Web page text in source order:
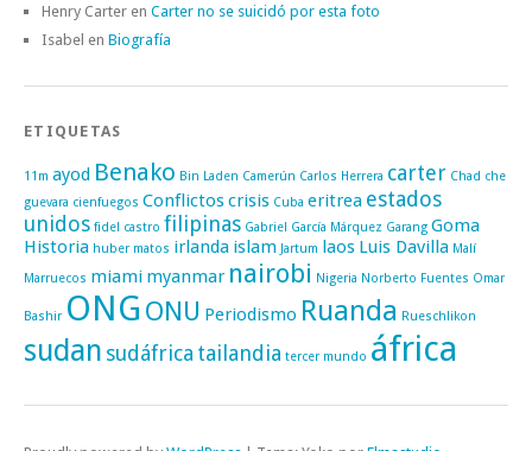
Henry Carter en Carter no se suicidó por esta foto
Isabel en Biografía
ETIQUETAS
11m ayod Benako Bin Laden Camerún Carlos Herrera carter Chad che
guevara cienfuegos Conflictoscrisis Cuba eritrea estados
unidos fidel castro filipinas Gabriel García Márquez Garang Goma
Historia huber matos irlanda islam Jartum laos Luis Davilla Malí
Marruecos miami myanmar nairobi Nigeria Norberto Fuentes Omar
Bashir ONG ONU Periodismo Ruanda Rueschlikon
sudan sudáfrica tailandia tercer mundo áfrica